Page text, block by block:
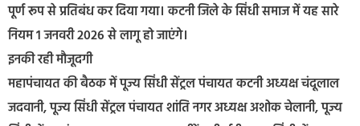
पूर्ण रूप से प्रतिबंध कर दिया गया। कटनी जिले के सिंधी समाज में यह सारे
नियम 1 जनवरी 2026 से लागू हो जाएंगे।
इनकी रही मौजूदगी
महापंचायत की बैठक में पूज्य सिंधी सेंट्रल पंचायत कटनी अध्यक्ष चंदूलाल
जदवानी, पूज्य सिंधी सेंट्रल पंचायत शांति नगर अध्यक्ष अशोक चेलानी, पूज्य